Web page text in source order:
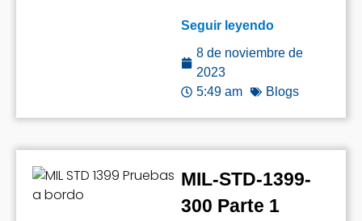
Seguir leyendo
8 de noviembre de
2023
5:49 am
Blogs
MIL-STD-1399-
300 Parte 1